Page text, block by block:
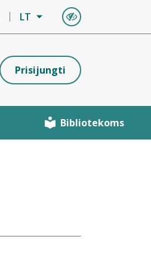
LT
Prisijungti
Bibliotekoms